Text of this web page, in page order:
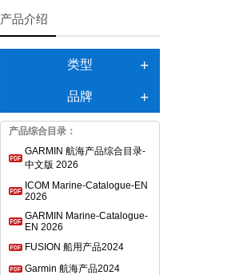
产品介绍
类型
品牌
产品综合目录：
GARMIN 航海产品综合目录-
中文版 2026
ICOM Marine-Catalogue-EN
2026
GARMIN Marine-Catalogue-
EN 2026
FUSION 船用产品2024
Garmin 航海产品2024